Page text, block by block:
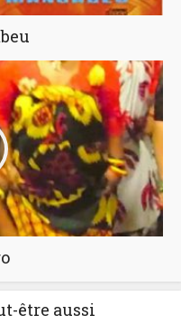
être aussi